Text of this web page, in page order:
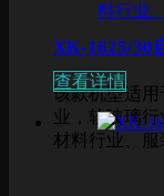
料行业
XK-1625/30
该款机型适用
业，软玻璃
材料行业、服
查看详情